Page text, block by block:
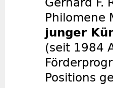
Philomene
junger
(seit 1984
Positions